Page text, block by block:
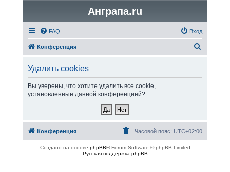
Анграпа.ru
FAQ Вход
Конференция
Удалить cookies
Вы уверены, что хотите удалить все cookie,
установленные данной конференцией?
Конференция Часовой пояс: UTC+02:00
Создано на основе phpBB® Forum Software © phpBB Limited
Русская поддержка phpBB